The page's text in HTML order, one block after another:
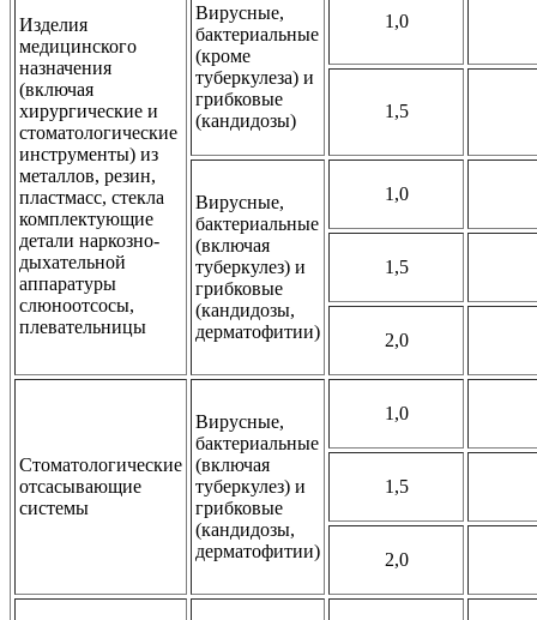
Изделия
медицинского
назначения
(включая
хирургические и
стоматологические
инструменты) из
металлов, резин,
пластмасс, стекла
комплектующие
детали наркозно-
дыхательной
аппаратуры
слюноотсосы,
плевательницы
Вирусные,
бактериальные
(кроме
туберкулеза) и
грибковые
(кандидозы)
1,0
1,5
Вирусные,
бактериальные
(включая
туберкулез) и
грибковые
(кандидозы,
дерматофитии)
1,0
1,5
2,0
Стоматологические
отсасывающие
системы
Вирусные,
бактериальные
(включая
туберкулез) и
грибковые
(кандидозы,
дерматофитии)
1,0
1,5
2,0